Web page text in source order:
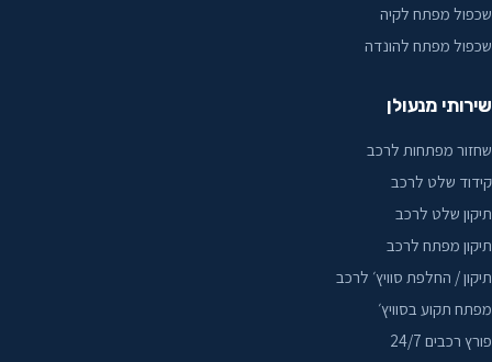
שכפול מפתח לקיה
שכפול מפתח להונדה
שירותי מנעולן
שחזור מפתחות לרכב
קידוד שלט לרכב
תיקון שלט לרכב
תיקון מפתח לרכב
תיקון / החלפת סוויץ׳ לרכב
מפתח תקוע בסוויץ׳
פורץ רכבים 24/7